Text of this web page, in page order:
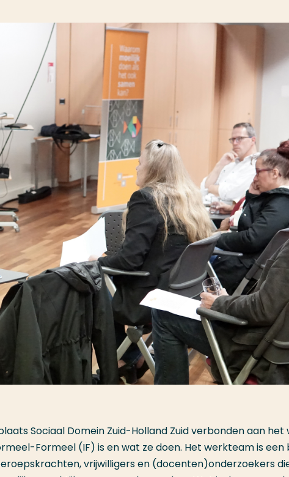
Sociaal Domein Zuid-Holland Zuid verbonden aan
Formeel (IF) is en wat ze doen. Het werkteam is een
vrijwilligers en (docenten)onderzoekers